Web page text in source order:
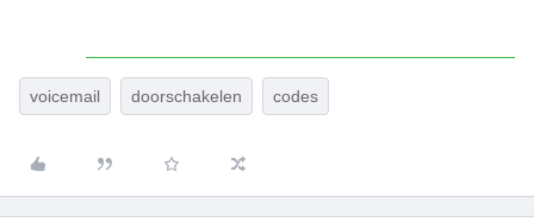
voicemail doorschakelen codes